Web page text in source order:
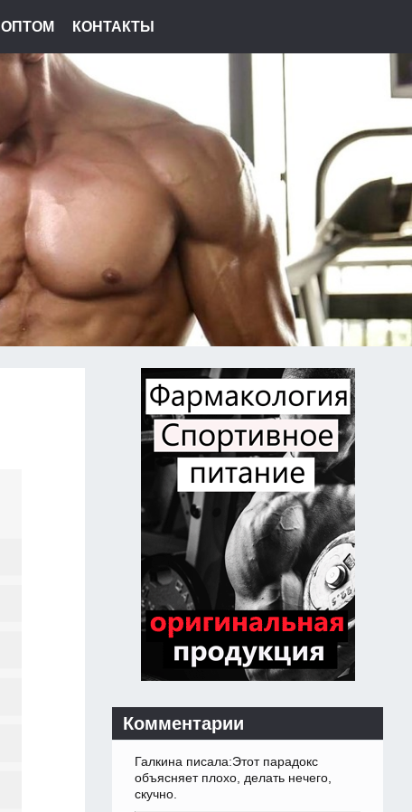
ОПТОМ КОНТАКТЫ
Комментарии
Галкина писала:Этот парадокс
объясняет плохо, делать нечего,
скучно.